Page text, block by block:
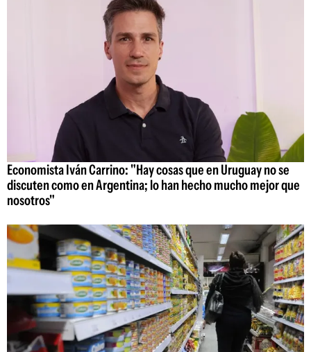
Economista Iván Carrino: "Hay cosas que en Uruguay no se
discuten como en Argentina; lo han hecho mucho mejor que
nosotros"